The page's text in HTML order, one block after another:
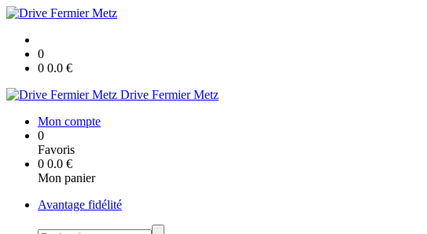
0
0 0.0 €
Drive Fermier Metz
Mon compte
0
Favoris
0 0.0 €
Mon panier
Avantage fidélité